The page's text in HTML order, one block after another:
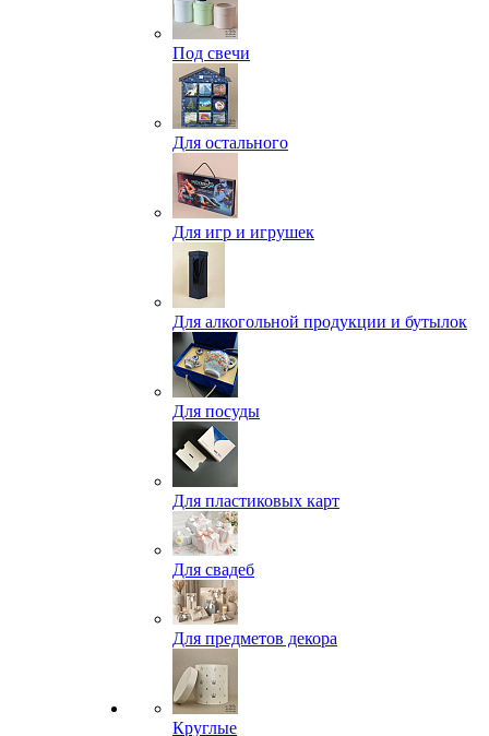
Под свечи
Для остального
Для игр и игрушек
Для алкогольной продукции и бутылок
Для посуды
Для пластиковых карт
Для свадеб
Для предметов декора
Круглые